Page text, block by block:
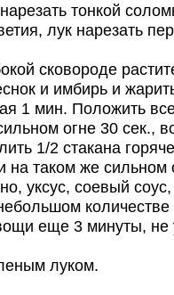
тонкой
лук нарезать
сковороде
и имбирь и
1 мин. Положить
огне 30 сек.,
1/2 стакана
на таком же сильном
уксус, соевый
еще 3 минуты, не
луком.